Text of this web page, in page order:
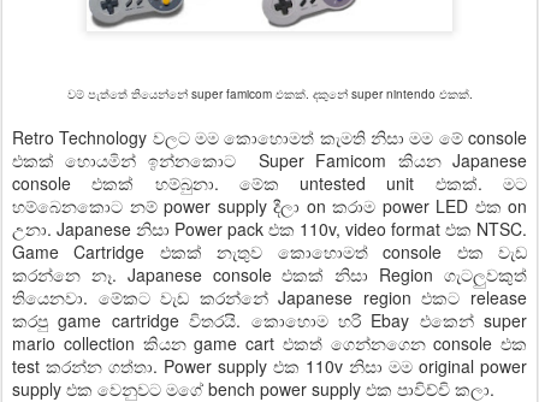
වම් පැත්තේ තියෙන්නේ super famicom එකක්. දකුනේ super nintendo එකක්.
Retro Technology වලට මම ක‍ොහොමත් කැමති නිසා මම මේ console
එකක් හොයමින් ඉන්නකොට Super Famicom කියන Japanese
console එකක් හම්බුනා. මේක untested unit එකක්. මට
හම්බෙනක‍ොට නම් power supply දීලා on කරාම power LED එක on
උනා. Japanese නිසා Power pack එක 110v, video format එක NTSC.
Game Cartridge එකක් නැතුව කොහොමත් console එක වැඩ
කරන්නෙ නෑ. Japanese console එකක් නිසා Region ගැටලුවකුත්
තියෙනවා. මේකට වැඩ කරන්නේ Japanese region එකට release
කරපු game cartridge විතරයි. කොහොම හරි Ebay එකෙන් super
mario collection කියන game cart එකත් ගෙන්නගෙන console එක
test කරන්න ගත්තා. Power supply එක 110v නිසා මම original power
supply එක වෙනුවට මගේ bench power supply එක පාවිච්චි කලා.